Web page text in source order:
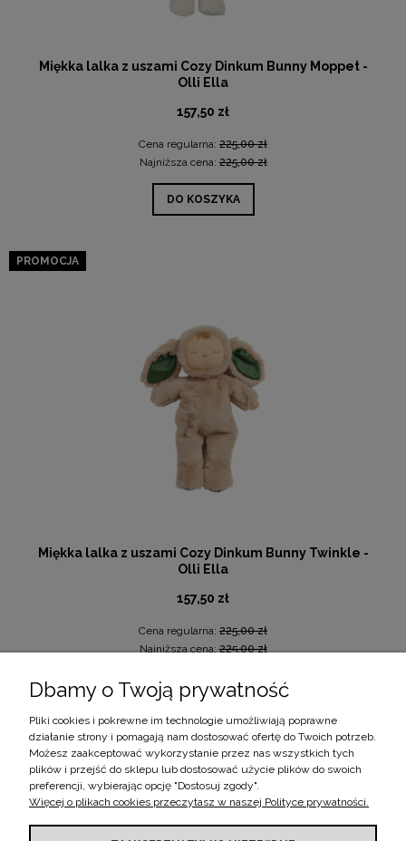
Miękka lalka z uszami Cozy Dinkum Bunny Moppet -
Olli Ella
157,50 zł
Cena regularna: 225,00 zł
Najniższa cena:225,00 zł
DO KOSZYKA
Miękka lalka z uszami Cozy Dinkum Bunny Twinkle -
Olli Ella
157,50 zł
Cena regularna: 225,00 zł
Najniższa cena:225,00 zł
DO KOSZYKA
PROMOCJA
« 1 2 »
Dbamy o Twoją prywatność
Pliki cookies i pokrewne im technologie umożliwiają poprawne
działanie strony i pomagają nam dostosować ofertę do Twoich potrzeb.
Możesz zaakceptować wykorzystanie przez nas wszystkich tych
plików i przejść do sklepu lub dostosować użycie plików do swoich
preferencji, wybierając opcję "Dostosuj zgody".
Więcej o plikach cookies przeczytasz w naszej Polityce prywatności.